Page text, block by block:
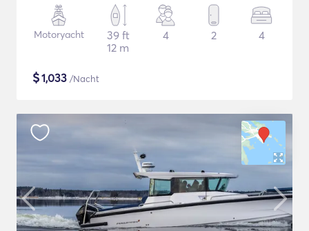
Motoryacht
39 ft
12 m
4 2 4
$1,033 /Nacht